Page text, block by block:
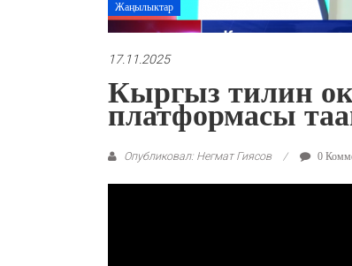
Жаңылыктар
17.11.2025
Кыргыз тилин
платформасы
Опубликовал: Негмат Гиясов 0